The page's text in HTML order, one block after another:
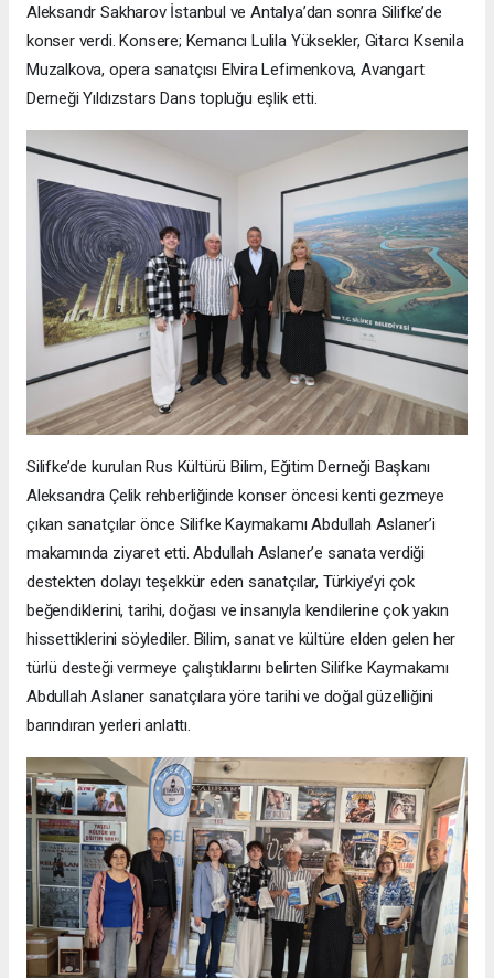
Aleksandr Sakharov İstanbul ve Antalya’dan sonra Silifke’de
konser verdi. Konsere; Kemancı Lulila Yüksekler, Gitarcı Ksenila
Muzalkova, opera sanatçısı Elvira Lefimenkova, Avangart
Derneği Yıldızstars Dans topluğu eşlik etti.
Silifke’de kurulan Rus Kültürü Bilim, Eğitim Derneği Başkanı
Aleksandra Çelik rehberliğinde konser öncesi kenti gezmeye
çıkan sanatçılar önce Silifke Kaymakamı Abdullah Aslaner’i
makamında ziyaret etti. Abdullah Aslaner’e sanata verdiği
destekten dolayı teşekkür eden sanatçılar, Türkiye’yi çok
beğendiklerini, tarihi, doğası ve insanıyla kendilerine çok yakın
hissettiklerini söylediler. Bilim, sanat ve kültüre elden gelen her
türlü desteği vermeye çalıştıklarını belirten Silifke Kaymakamı
Abdullah Aslaner sanatçılara yöre tarihi ve doğal güzelliğini
barındıran yerleri anlattı.